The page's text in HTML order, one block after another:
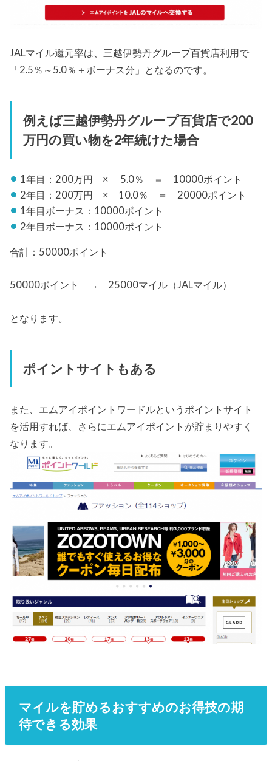
JALマイル還元率は、三越伊勢丹グループ百貨店利用で
「2.5％～5.0％＋ボーナス分」となるのです。
例えば三越伊勢丹グループ百貨店で200
万円の買い物を2年続けた場合
1年目：200万円 × 5.0％ ＝ 10000ポイント
2年目：200万円 × 10.0％ ＝ 20000ポイント
1年目ボーナス：10000ポイント
2年目ボーナス：10000ポイント
合計：50000ポイント
50000ポイント → 25000マイル（JALマイル）
となります。
ポイントサイトもある
また、エムアイポイントワードルというポイントサイト
を活用すれば、さらにエムアイポイントが貯まりやすく
なります。
マイルを貯めるおすすめのお得技の期
待できる効果